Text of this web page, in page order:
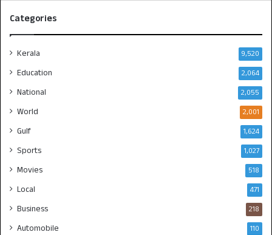
Categories
Kerala 9,520
Education 2,064
National 2,055
World 2,001
Gulf 1,624
Sports 1,027
Movies 518
Local 471
Business 218
Automobile 110